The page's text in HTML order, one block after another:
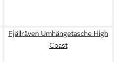
Fjällräven Umhängetasche High
Coast